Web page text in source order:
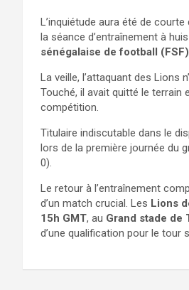
L’inquiétude aura été de
la séance d’entraînement à
sénégalaise de football (FSF)
La veille, l’attaquant des Lions
Touché, il avait quitté le terrain
compétition.
Titulaire indiscutable dans le
lors de la première journée du
0).
Le retour à l’entraînement
d’un match crucial. Les Lions
15h GMT, au Grand stade de
d’une qualification pour le tour